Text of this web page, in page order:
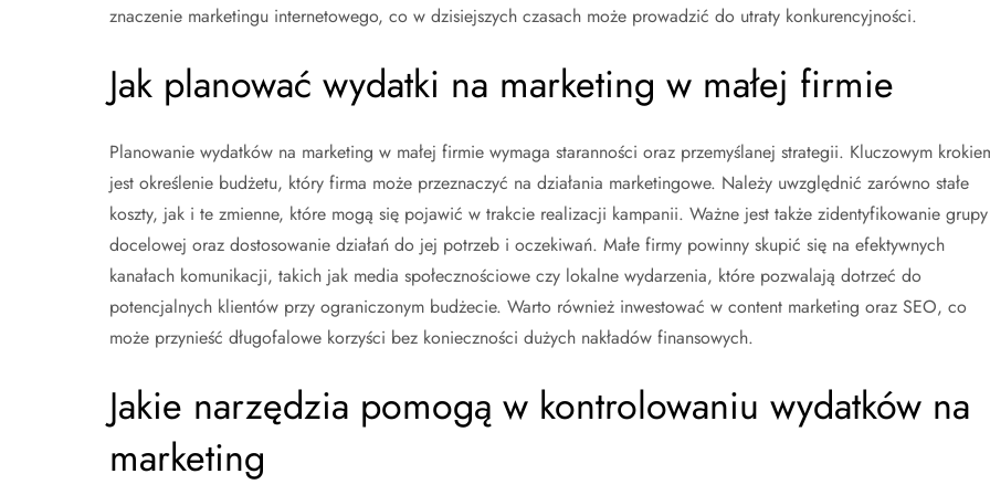
znaczenie marketingu internetowego, co w dzisiejszych czasach może prowadzić do utraty konkurencyjności.
Jak planować wydatki na marketing w małej firmie
Planowanie wydatków na marketing w małej firmie wymaga staranności oraz przemyślanej strategii. Kluczowym
jest określenie budżetu, który firma może przeznaczyć na działania marketingowe. Należy uwzględnić zarówno stałe
koszty, jak i te zmienne, które mogą się pojawić w trakcie realizacji kampanii. Ważne jest także zidentyfikowanie grupy
docelowej oraz dostosowanie działań do jej potrzeb i oczekiwań. Małe firmy powinny skupić się na efektywnych
kanałach komunikacji, takich jak media społecznościowe czy lokalne wydarzenia, które pozwalają dotrzeć do
potencjalnych klientów przy ograniczonym budżecie. Warto również inwestować w content marketing oraz SEO, co
może przynieść długofalowe korzyści bez konieczności dużych nakładów finansowych.
Jakie narzędzia pomogą w kontrolowaniu wydatków na
marketing